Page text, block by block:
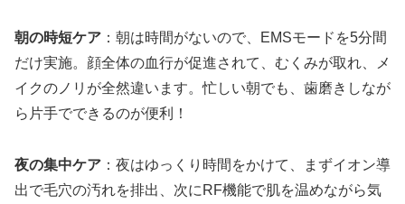
朝の時短ケア ：朝は時間がないので、EMSモードを5分間
だけ実施。顔全体の血行が促進されて、むくみが取れ、メ
イクのノリが全然違います。忙しい朝でも、歯磨きしなが
ら片手でできるのが便利！
夜の集中ケア ：夜はゆっくり時間をかけて、まずイオン導
出で毛穴の汚れを排出、次にRF機能で肌を温めながら気